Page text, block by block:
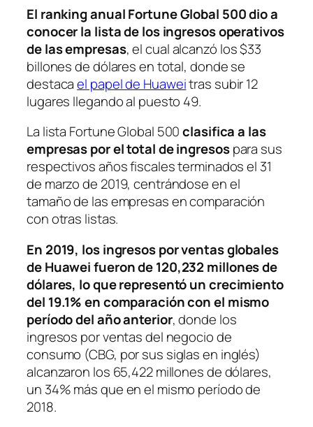
El ranking anualFortune Global 500dio a
conocer la lista de los ingresos operativos
de las empresas, el cual alcanzó los $33
billones de dólares en total, donde se
destacael papel de Huaweitras subir 12
lugares llegando al puesto 49.
La lista Fortune Global 500clasifica a las
empresas por el total de ingresospara sus
respectivos años fiscales terminados el 31
de marzo de 2019, centrándose en el
tamaño de las empresas en comparación
con otras listas.
En 2019, los ingresos por ventas globales
de Huawei fueron de 120,232 millones de
dólares, lo que representó un crecimiento
del 19.1% en comparación con el mismo
período del año anterior, donde los
ingresos por ventas del negocio de
consumo (CBG, por sus siglas en inglés)
alcanzaron los 65,422 millones de dólares,
un 34% más que en el mismo período de
2018.